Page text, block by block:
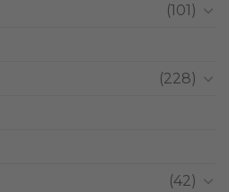
(101)
(228)
(42)